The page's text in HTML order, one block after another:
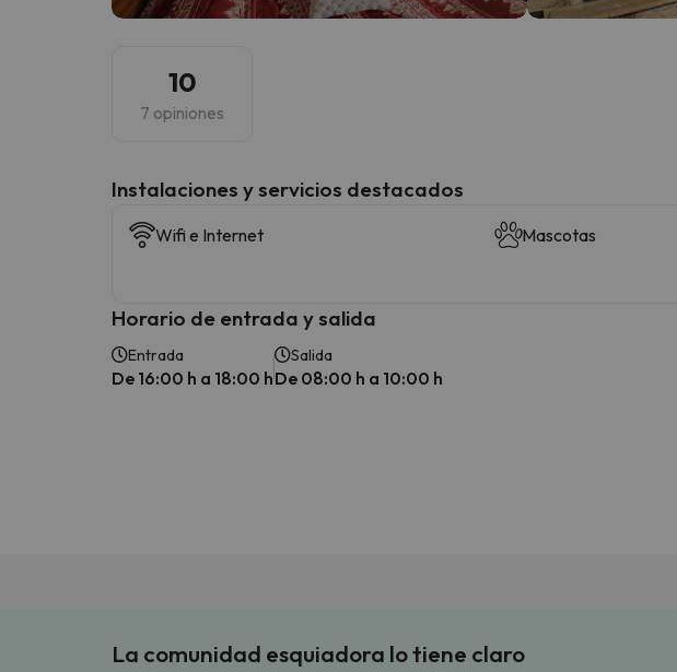
10
7 opiniones
Instalaciones y servicios destacados
Wifi e Internet Mascotas
Horario de entrada y salida
Entrada
De 16:00 h a 18:00 h
Salida
De 08:00 h a 10:00 h
La comunidad esquiadora lo tiene claro